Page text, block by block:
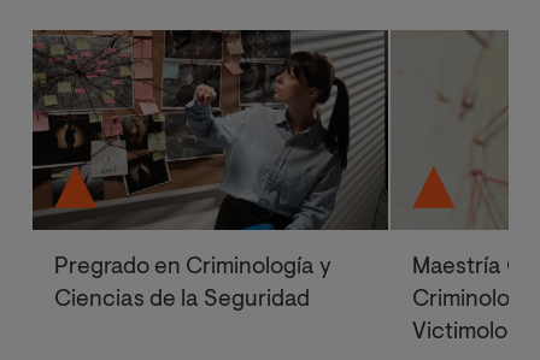
Pregrado en Criminología y
Ciencias de la Seguridad
Maestría
Victimología